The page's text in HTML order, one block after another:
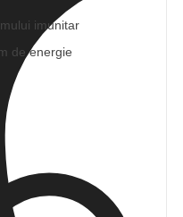
imunitar
de energie